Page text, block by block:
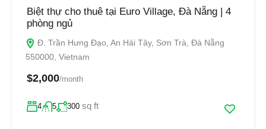
Biệt thự cho thuê tại Euro Village, Đà Nẵng | 4
phòng ngủ
Đ. Trần Hưng Đạo, An Hải Tây, Sơn Trà, Đà Nẵng
550000, Vietnam
$2,000/month
4 5 300 sq ft